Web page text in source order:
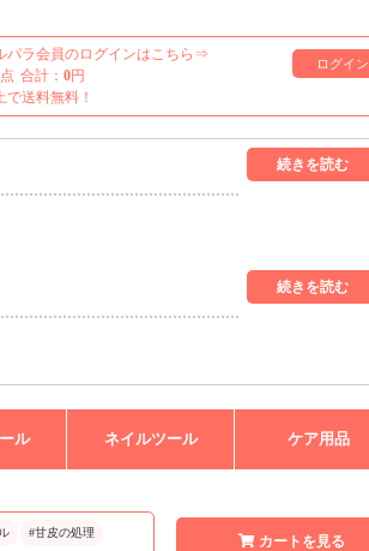
パラ会員のログインはこちら⇒
ログイン
点 合計： 0円
で送料無料！
ル ネイルツール ケア用品
#甘皮の処理
カートを見る